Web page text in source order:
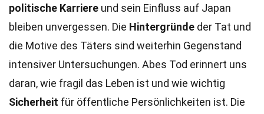
politische Karriere und sein Einfluss auf Japan
bleiben unvergessen. Die Hintergründe der Tat und
die Motive des Täters sind weiterhin Gegenstand
intensiver Untersuchungen. Abes Tod erinnert uns
daran, wie fragil das Leben ist und wie wichtig
Sicherheit für öffentliche Persönlichkeiten ist. Die